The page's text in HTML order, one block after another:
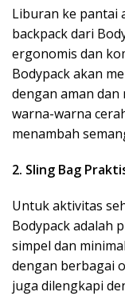
Liburan ke pantai
backpack dari
ergonomis dan
Bodypack akan
dengan aman dan
warna-warna
menambah
2. Sling Bag
Untuk aktivitas
Bodypack adalah
simpel dan
dengan berbagai
juga dilengkapi